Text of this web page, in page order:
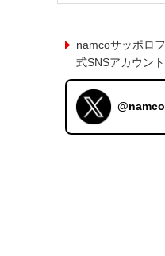
namcoサッポロ
式SNSアカウン